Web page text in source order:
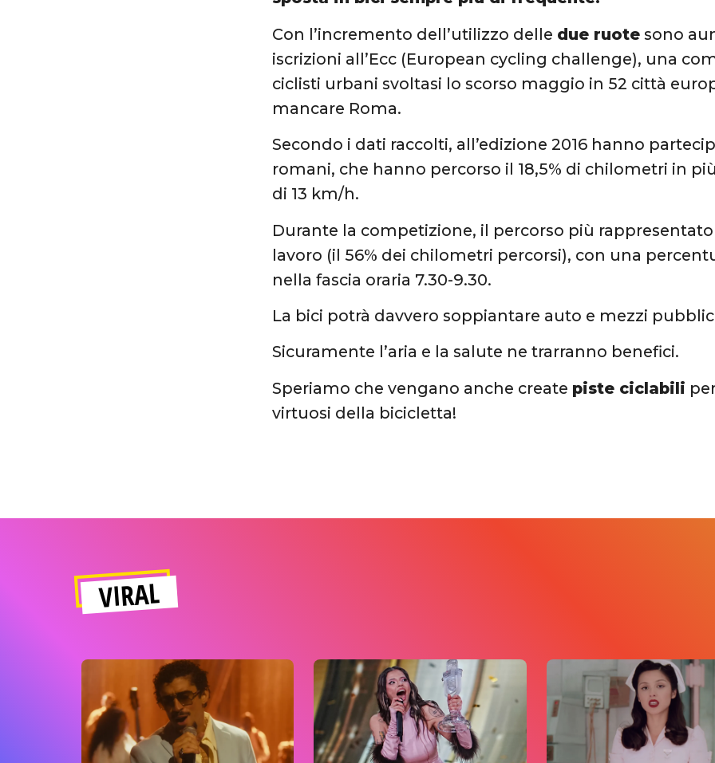
Con l’incremento dell’utilizzo delle due ruote sono
iscrizioni all’Ecc (European cycling challenge), una
ciclisti urbani svoltasi lo scorso maggio in 52 città
mancare Roma.
Secondo i dati raccolti, all’edizione 2016 hanno
romani, che hanno percorso il 18,5% di chilometri in
di 13 km/h.
Durante la competizione, il percorso più
lavoro (il 56% dei chilometri percorsi), con una
nella fascia oraria 7.30-9.30.
La bici potrà davvero soppiantare auto e mezzi
Sicuramente l’aria e la salute ne trarranno benefici.
Speriamo che vengano anche create piste ciclabili
virtuosi della bicicletta!
VIRAL